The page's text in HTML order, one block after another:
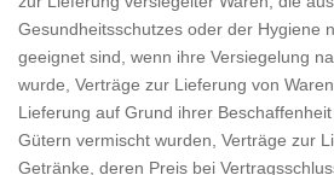
Gesundheitsschutzes oder der Hygiene
geeignet sind, wenn ihre Versiegelung
wurde, Verträge zur Lieferung von
Lieferung auf Grund ihrer
Gütern vermischt wurden, Verträge zur
Getränke, deren Preis bei